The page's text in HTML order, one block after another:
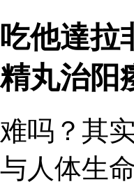
吃他達拉
精丸治阳
难吗？其
与人体生